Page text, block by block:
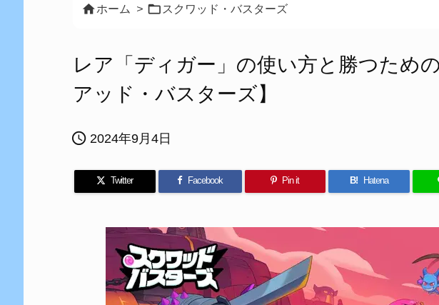
ホーム >  スクワッド・バスターズ
レア「ディガー」の使い方と勝つため
アッド・バスターズ】
 2024年9月4日
Twitter Facebook Pin it B! Hatena